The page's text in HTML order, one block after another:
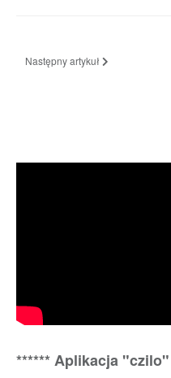
Następny artykuł: Etap
Następny artykuł
****** Aplikacja "czilo"